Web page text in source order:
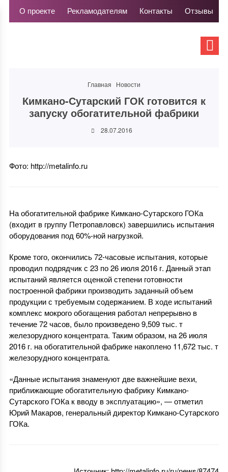
О проекте Рекламодателям Контакты Отзывы
Главная Новости
Кимкано-Сутарский ГОК готовится к
запуску обогатительной фабрики
28.07.2016
Фото: http://metalinfo.ru
На обогатительной фабрике Кимкано-Сутарского ГОКа
(входит в группу Петропавловск) завершились испытания
оборудования под 60%-ной нагрузкой.
Кроме того, окончились 72-часовые испытания, которые
проводил подрядчик с 23 по 26 июля 2016 г. Данный этап
испытаний является оценкой степени готовности
построенной фабрики производить заданный объем
продукции с требуемым содержанием. В ходе испытаний
комплекс мокрого обогащения работал непрерывно в
течение 72 часов, было произведено 9,509 тыс. т
железорудного концентрата. Таким образом, на 26 июля
2016 г. на обогатительной фабрике накоплено 11,672 тыс. т
железорудного концентрата.
«Данные испытания знаменуют две важнейшие вехи,
приближающие обогатительную фабрику Кимкано-
Сутарского ГОКа к вводу в эксплуатацию», — отметил
Юрий Макаров, генеральный директор Кимкано-Сутарского
ГОКа.